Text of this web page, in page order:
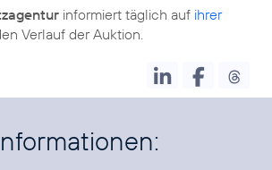
informiert täglich auf ihrer
Verlauf der Auktion.